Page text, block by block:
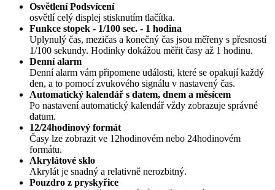
Osvětlení Podsvícení
osvětlí celý displej stisknutím tlačítka.
Funkce stopek - 1/100 sec. - 1 hodina
Uplynulý čas, mezičas a konečný čas jsou měřeny s přesností
1/100 sekundy. Hodinky dokážou měřit časy až 1 hodinu.
Denní alarm
Denní alarm vám připomene události, které se opakují každý
den, a to pomocí zvukového signálu v nastavený čas.
Automatický kalendář s datem, dnem a měsícem
Po nastavení automatický kalendář vždy zobrazuje správné
datum.
12/24hodinový formát
Časy lze zobrazit ve 12hodinovém nebo 24hodinovém
formátu.
Akrylátové sklo
Akrylát je snadný a relativně nerozbitný.
Pouzdro z pryskyřice